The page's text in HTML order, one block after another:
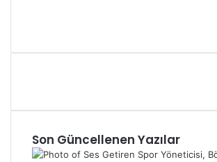
Son Güncellenen Yazılar